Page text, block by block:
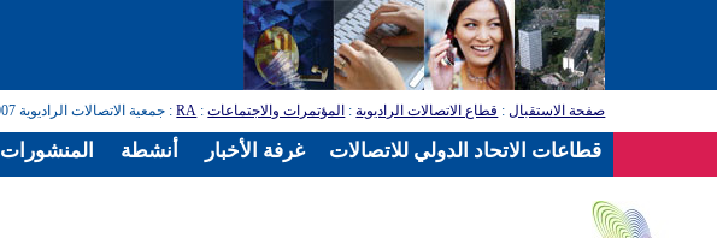
صفحة الاستقبال: قطاع الاتصالات الراديوية: المؤتمرات والاجتماعات:
RA: جمعية الاتصالات الراديوية 2007 (RA-07)
المنشورات أنشطة غرفة الأخبار قطاعات الاتحاد الدولي للاتصالات